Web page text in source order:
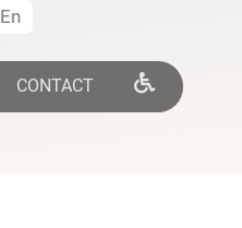
CONTACT
En